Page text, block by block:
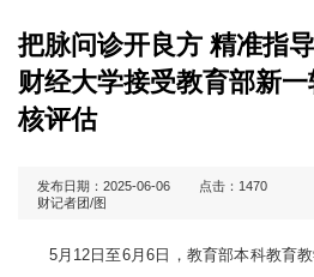
把脉问诊开良方 精准指
财经大学接受教育部新
核评估
发布日期：2025-06-06 点击： 1470
财记者团/图
5月12日至6月6日，教育部本科教育